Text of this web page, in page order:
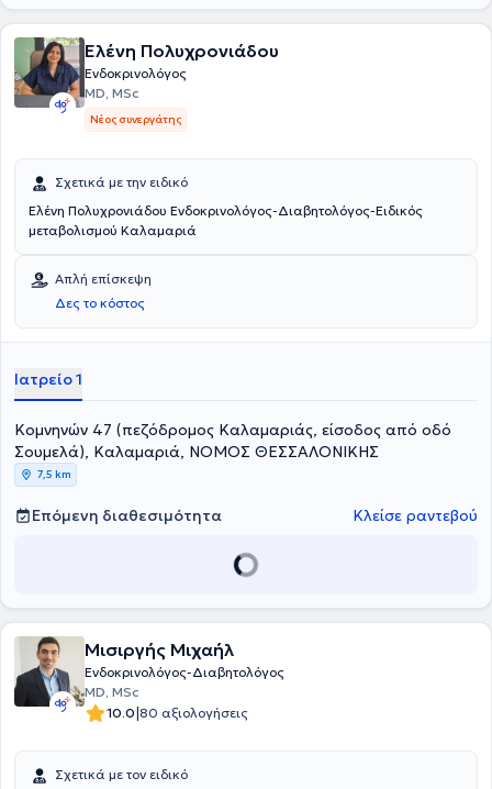
Ελένη Πολυχρονιάδου
Ενδοκρινολόγος
MD, MSc
Νέος συνεργάτης
Σχετικά με την ειδικό
Ελένη Πολυχρονιάδου Ενδοκρινολόγος-Διαβητολόγος-Ειδικός
μεταβολισμού Καλαμαριά
Απλή επίσκεψη
Δες το κόστος
Ιατρείο 1
Κομνηνών 47 (πεζόδρομος Καλαμαριάς, είσοδος από οδό
Σουμελά), Καλαμαριά, ΝΟΜΟΣ ΘΕΣΣΑΛΟΝΙΚΗΣ
7,5 km
Επόμενη διαθεσιμότητα Κλείσε ραντεβού
Μισιργής Μιχαήλ
Ενδοκρινολόγος-Διαβητολόγος
MD, MSc
10.0|80 αξιολογήσεις
Σχετικά με τον ειδικό